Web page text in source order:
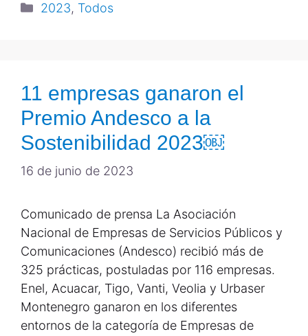
2023, Todos
11 empresas ganaron el
Premio Andesco a la
Sostenibilidad 2023￼
16 de junio de 2023
Comunicado de prensa La Asociación
Nacional de Empresas de Servicios Públicos y
Comunicaciones (Andesco) recibió más de
325 prácticas, postuladas por 116 empresas.
Enel, Acuacar, Tigo, Vanti, Veolia y Urbaser
Montenegro ganaron en los diferentes
entornos de la categoría de Empresas de